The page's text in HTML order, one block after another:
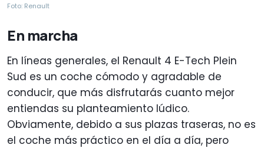
Foto: Renault
En marcha
En líneas generales, el Renault 4 E-Tech Plein
Sud es un coche cómodo y agradable de
conducir, que más disfrutarás cuanto mejor
entiendas su planteamiento lúdico.
Obviamente, debido a sus plazas traseras, no es
el coche más práctico en el día a día, pero